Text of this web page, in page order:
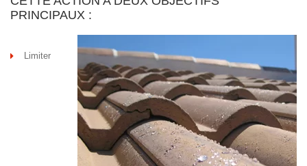
PRINCIPAUX :
Limiter